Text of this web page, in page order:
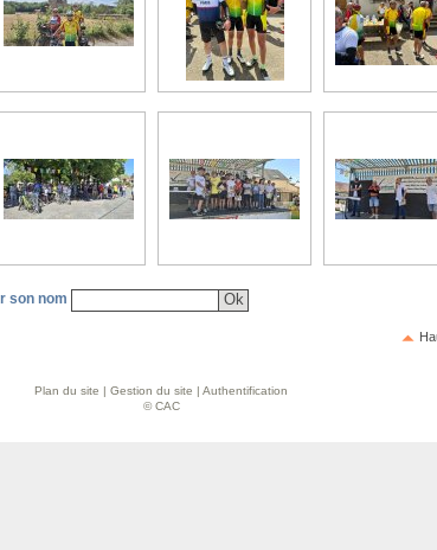
son nom
Plan du site Gestion du site
Authentification
© CAC